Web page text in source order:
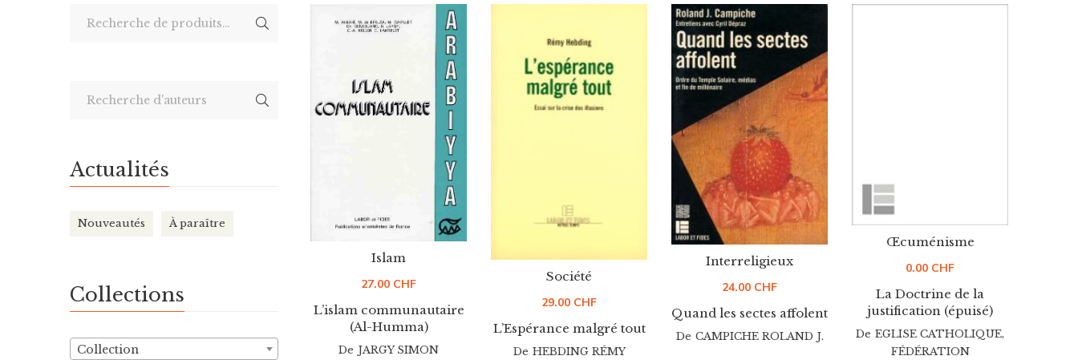
L’islam communautaire
(Al-Humma)
Islam
27.00 CHF
De JARGY SIMON
L’Espérance malgré tout
Société
29.00 CHF
De HEBDING RÉMY
Quand les sectes affolent
Interreligieux
24.00 CHF
De CAMPICHE ROLAND J.
La Doctrine de la
justification (épuisé)
Œcuménisme
0.00 CHF
De EGLISE CATHOLIQUE,
FÉDÉRATION
Actualités
Nouveautés À paraître
Collections
Collection